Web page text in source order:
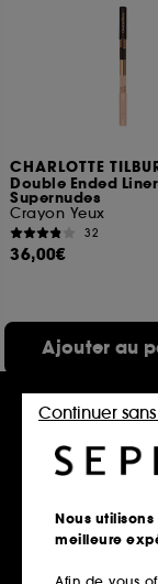
CHARLOTTE
Double Ended Liner
Supernudes
Crayon Yeux
32
36,00€
Ajouter au
Nous
meilleure
Continuer